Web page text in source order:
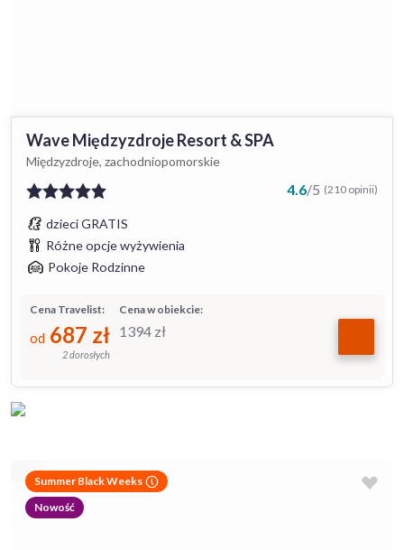
Wave Międzyzdroje Resort & SPA
Międzyzdroje, zachodniopomorskie
4.6/5 (210 opinii)
dzieci GRATIS
Różne opcje wyżywienia
Pokoje Rodzinne
Cena w obiekcie:
1394 zł
Cena Travelist:
od 687 zł
2 dorosłych
Summer Black Weeks
Nowość